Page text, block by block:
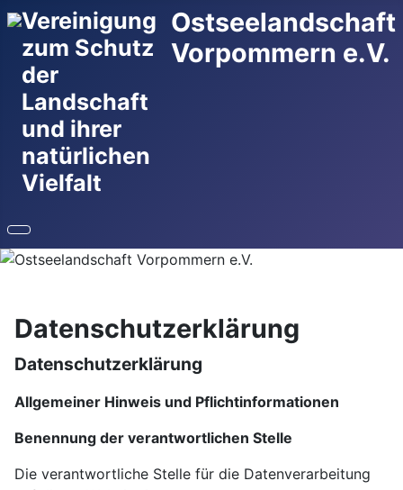
Vereinigung
zum Schutz
der
Landschaft
und ihrer
natürlichen
Vielfalt
Ostseelandschaft
Vorpommern e.V.
Datenschutzerklärung
Datenschutzerklärung
Allgemeiner Hinweis und Pflichtinformationen
Benennung der verantwortlichen Stelle
Die verantwortliche Stelle für die Datenverarbeitung